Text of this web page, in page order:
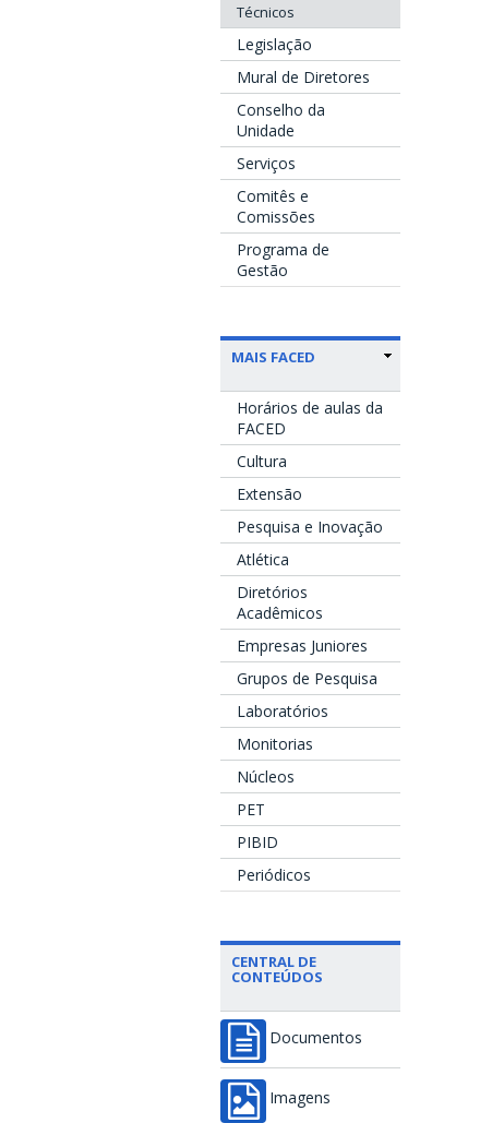
Técnicos
Legislação
Mural de Diretores
Conselho da
Unidade
Serviços
Comitês e
Comissões
Programa de
Gestão
MAIS FACED
Horários de aulas da
FACED
Cultura
Extensão
Pesquisa e Inovação
Atlética
Diretórios
Acadêmicos
Empresas Juniores
Grupos de Pesquisa
Laboratórios
Monitorias
Núcleos
PET
PIBID
Periódicos
CENTRAL DE
CONTEÚDOS
Documentos
Imagens